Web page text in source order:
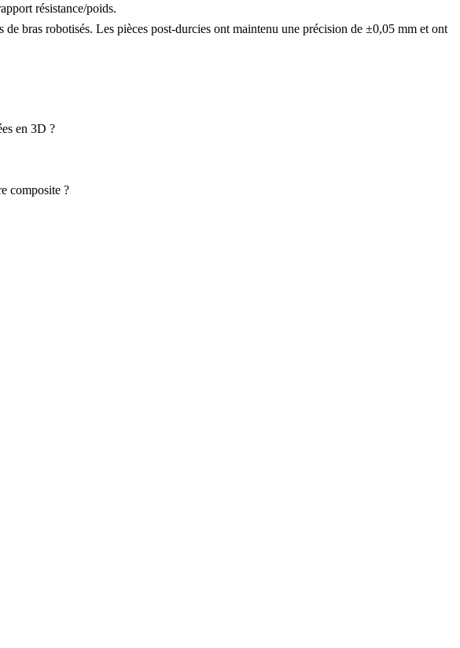
résistance/poids.
bras robotisés. Les pièces post-durcies ont maintenu une précision de ±0,05 mm et ont
en 3D ?
composite ?